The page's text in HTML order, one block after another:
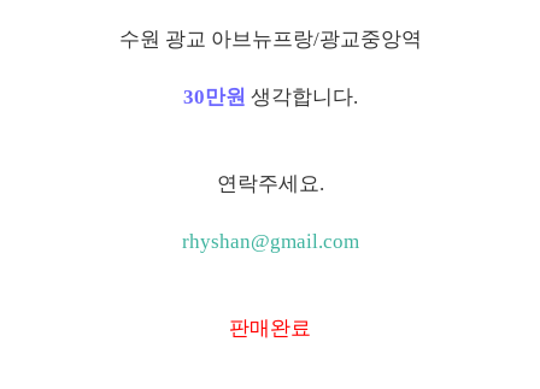
수원 광교 아브뉴프랑/광교중앙역
30만원 생각합니다.
연락주세요.
rhyshan@gmail.com
판매완료